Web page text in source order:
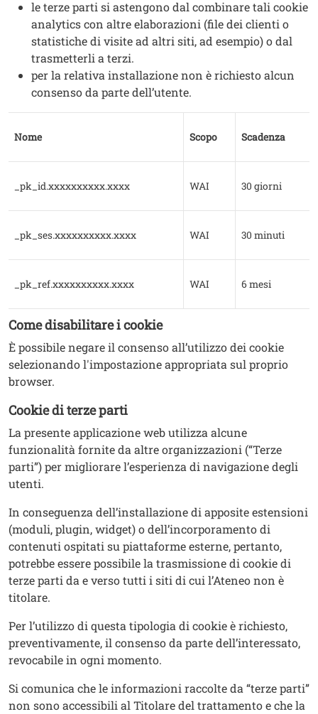
le terze parti si astengono dal combinare tali cookie
analytics con altre elaborazioni (file dei clienti o
statistiche di visite ad altri siti, ad esempio) o dal
trasmetterli a terzi.
per la relativa installazione non è richiesto alcun
consenso da parte dell’utente.
Nome Scopo Scadenza
_pk_id.xxxxxxxxxx.xxxx WAI 30 giorni
_pk_ses.xxxxxxxxxx.xxxx WAI 30 minuti
_pk_ref.xxxxxxxxxx.xxxx WAI 6 mesi
Come disabilitare i cookie
È possibile negare il consenso all’utilizzo dei cookie
selezionando l'impostazione appropriata sul proprio
browser.
Cookie di terze parti
La presente applicazione web utilizza alcune
funzionalità fornite da altre organizzazioni (“Terze
parti”) per migliorare l’esperienza di navigazione degli
utenti.
In conseguenza dell’installazione di apposite estensioni
(moduli, plugin, widget) o dell’incorporamento di
contenuti ospitati su piattaforme esterne, pertanto,
potrebbe essere possibile la trasmissione di cookie di
terze parti da e verso tutti i siti di cui l’Ateneo non è
titolare.
Per l’utilizzo di questa tipologia di cookie è richiesto,
preventivamente, il consenso da parte dell’interessato,
revocabile in ogni momento.
Si comunica che le informazioni raccolte da “terze parti”
non sono accessibili al Titolare del trattamento e che la